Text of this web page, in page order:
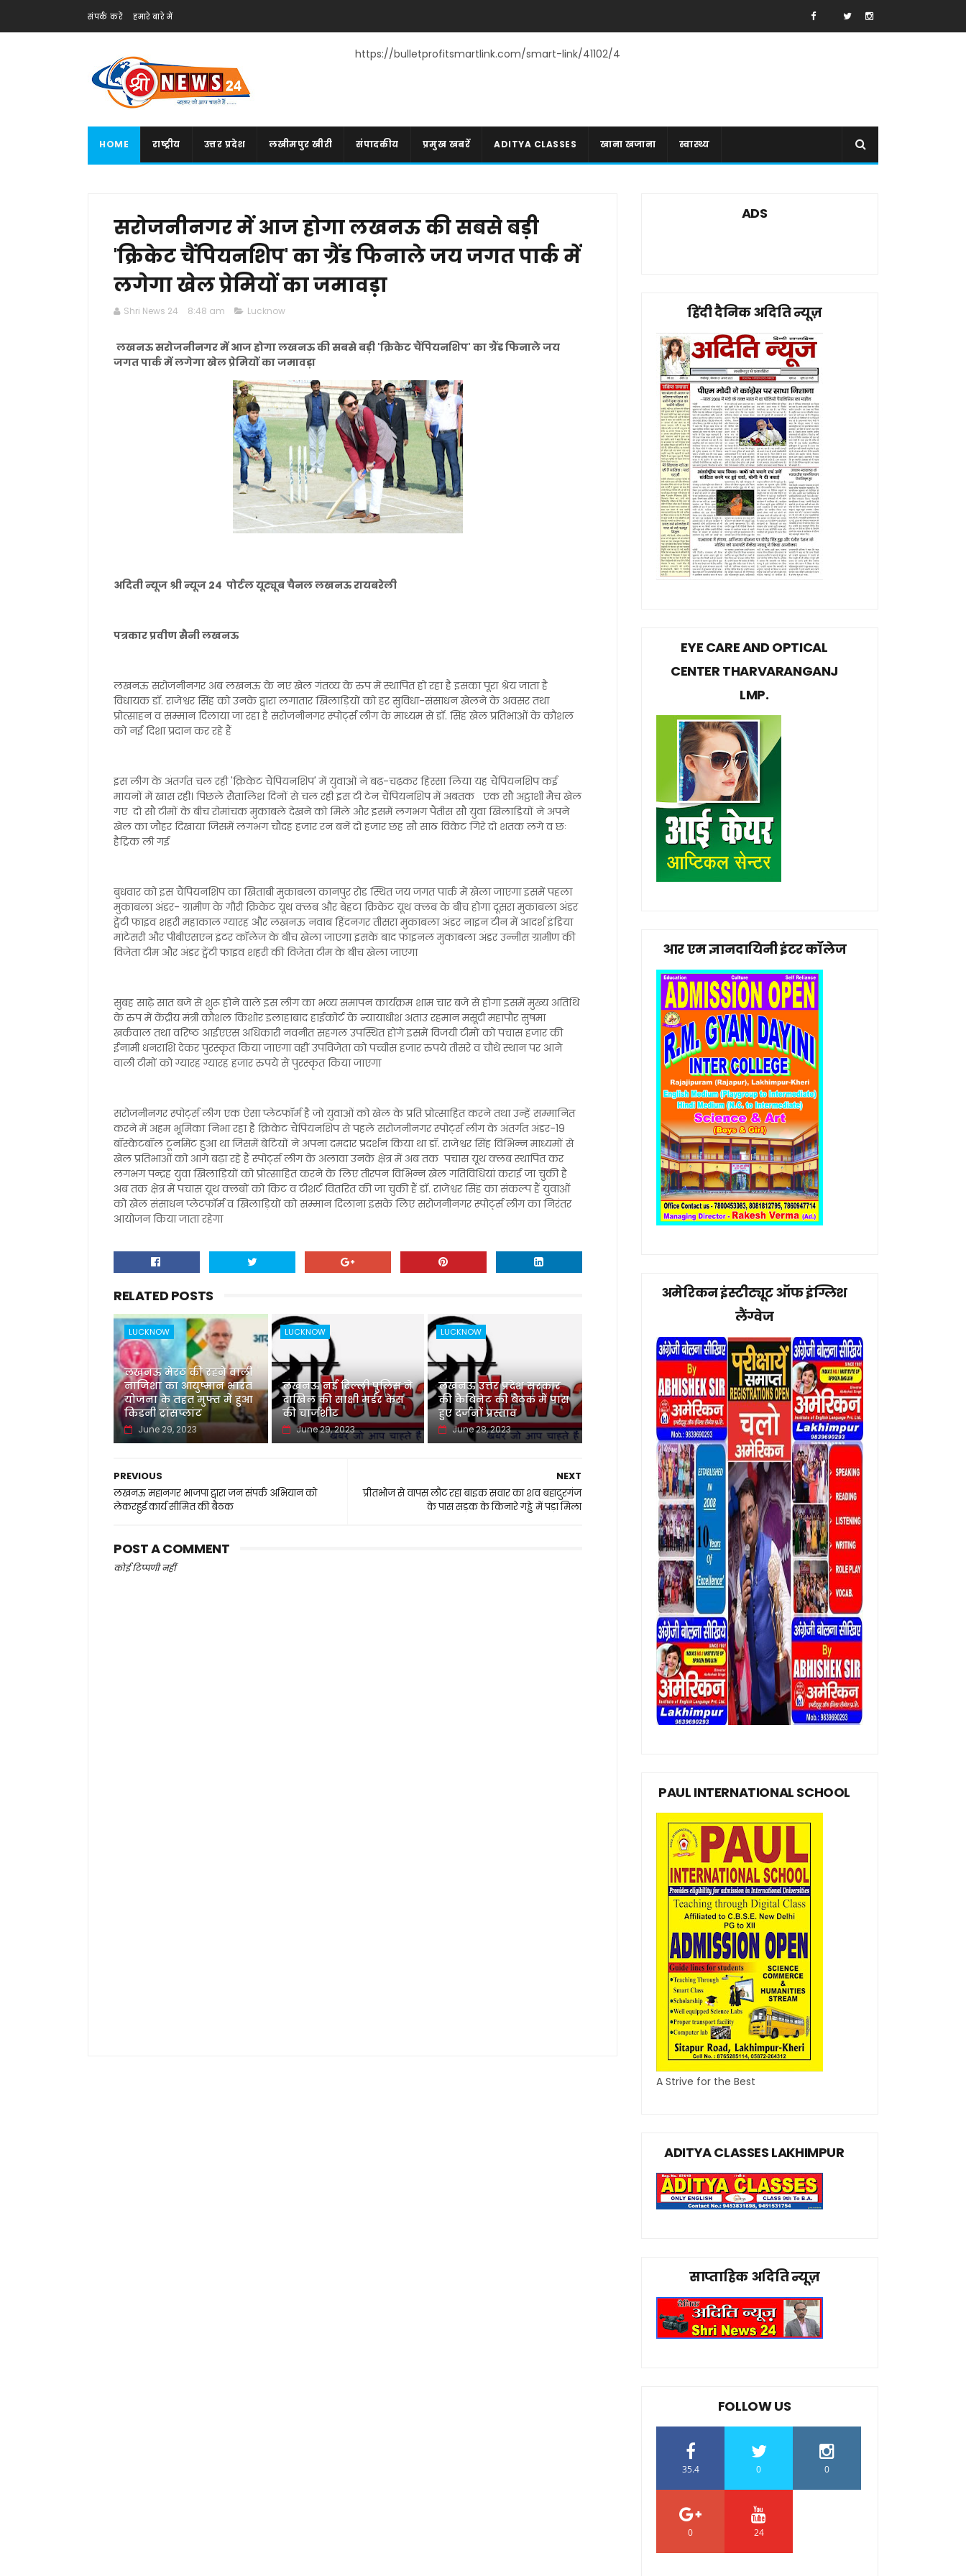
संपर्क करें हमारे बारे में
https://bulletprofitsmartlink.com/smart-link/41102/4
HOME राष्ट्रीय उत्तर प्रदेश लखीमपुर खीरी संपादकीय प्रमुख खबरें ADITYA CLASSES खाना खजाना स्वास्थ्य
सरोजनीनगर में आज होगा लखनऊ की सबसे बड़ी
'क्रिकेट चैंपियनशिप' का ग्रैंड फिनाले जय जगत पार्क में
लगेगा खेल प्रेमियों का जमावड़ा
Shri News 24 8:48 am Lucknow
लखनऊ सरोजनीनगर में आज होगा लखनऊ की सबसे बड़ी 'क्रिकेट चैंपियनशिप' का ग्रैंड फिनाले जय
जगत पार्क में लगेगा खेल प्रेमियों का जमावड़ा
अदिती न्यूज श्री न्यूज 24 पोर्टल यूट्यूब चैनल लखनऊ रायबरेली
पत्रकार प्रवीण सैनी लखनऊ
लखनऊ सरोजनीनगर अब लखनऊ के नए खेल गंतव्य के रुप में स्थापित हो रहा है इसका पूरा श्रेय जाता है
विधायक डॉ. राजेश्वर सिंह को उनके द्वारा लगातार खिलाड़ियों को हर सुविधा-संसाधन खेलने के अवसर तथा
प्रोत्साहन व सम्मान दिलाया जा रहा है सरोजनीनगर स्पोर्ट्स लीग के माध्यम से डॉ. सिंह खेल प्रतिभाओं के कौशल
को नई दिशा प्रदान कर रहे हैं
इस लीग के अंतर्गत चल रही 'क्रिकेट चैंपियनशिप' में युवाओं ने बढ़-चढ़कर हिस्सा लिया यह चैंपियनशिप कई
मायनों में खास रही। पिछले सैतालिश दिनों से चल रही इस टी टेन चैंपियनशिप में अबतक एक सौ अट्ठाशी मैच खेल
गए दो सौ टीमों के बीच रोमांचक मुकाबले देखने को मिले और इसमें लगभग पैंतीस सौ युवा खिलाड़ियों ने अपने
खेल का जौहर दिखाया जिसमें लगभग चौदह हजार रन बनें दो हजार छह सौ साठ विकेट गिरे दो शतक लगे व छः
हैट्रिक ली गई
बुधवार को इस चैंपियनशिप का खिताबी मुकाबला कानपुर रोड स्थित जय जगत पार्क में खेला जाएगा इसमें पहला
मुकाबला अंडर- ग्रामीण के गौरी क्रिकेट यूथ क्लब और बेहटा क्रिकेट यूथ क्लब के बीच होगा दूसरा मुकाबला अंडर
ट्वेंटी फाइव शहरी महाकाल ग्यारह और लखनऊ नवाब हिंदनगर तीसरा मुकाबला अंडर नाइन टीन में आदर्श इंडिया
मांटेसरी और पीबीएसएन इंटर कॉलेज के बीच खेला जाएगा इसके बाद फाइनल मुकाबला अंडर उन्नीस ग्रामीण की
विजेता टीम और अंडर ट्वेंटी फाइव शहरी की विजेता टीम के बीच खेला जाएगा
सुबह साढ़े सात बजे से शुरू होने वाले इस लीग का भव्य समापन कार्यक्रम शाम चार बजे से होगा इसमें मुख्य अतिथि
के रुप में केंद्रीय मंत्री कौशल किशोर इलाहाबाद हाईकोर्ट के न्यायाधीश अताउ रहमान मसूदी महापौर सुषमा
खर्कवाल तथा वरिष्ठ आईएएस अधिकारी नवनीत सहगल उपस्थित होंगे इसमें विजयी टीमों को पचास हजार की
ईनामी धनराशि देकर पुरस्कृत किया जाएगा वहीं उपविजेता को पच्चीस हजार रुपये तीसरे व चौथे स्थान पर आने
वाली टीमों को ग्यारह ग्यारह हजार रुपये से पुरस्कृत किया जाएगा
सरोजनीनगर स्पोर्ट्स लीग एक ऐसा प्लेटफॉर्म है जो युवाओं को खेल के प्रति प्रोत्साहित करने तथा उन्हें सम्मानित
करने में अहम भूमिका निभा रहा है क्रिकेट चैंपियनशिप से पहले सरोजनीनगर स्पोर्ट्स लीग के अंतर्गत अंडर-19
बॉस्केटबॉल टूर्नामेंट हुआ था जिसमें बेटियों ने अपना दमदार प्रदर्शन किया था डॉ. राजेश्वर सिंह विभिन्न माध्यमों से
खेल प्रतिभाओं को आगे बढ़ा रहे हैं स्पोर्ट्स लीग के अलावा उनके क्षेत्र में अब तक पचास यूथ क्लब स्थापित कर
लगभग पन्द्रह युवा खिलाड़ियों को प्रोत्साहित करने के लिए तीरपन विभिन्न खेल गतिविधियां कराई जा चुकी है
अब तक क्षेत्र में पचास यूथ क्लबों को किट व टीशर्ट वितरित की जा चुकी हैं डॉ. राजेश्वर सिंह का संकल्प हैं युवाओं
को खेल संसाधन प्लेटफॉर्म व खिलाड़ियों को सम्मान दिलाना इसके लिए सरोजनीनगर स्पोर्ट्स लीग का निरंतर
आयोजन किया जाता रहेगा
RELATED POSTS
LUCKNOW
लखनऊ मेरठ की रहने वाली
नाजिशा का आयुष्मान भारत
योजना के तहत मुफ्त में हुआ
किडनी ट्रांसप्लांट
June 29, 2023
LUCKNOW
लखनऊ नई दिल्ली पुलिस ने
दाखिल की साक्षी मर्डर केस
की चार्जशीट
June 29, 2023
LUCKNOW
लखनऊ उत्तर प्रदेश सरकार
की कैबिनेट की बैठक में पास
हुए दर्जनों प्रस्ताव
June 28, 2023
NEXT
प्रीतभोज से वापस लौट रहा बाइक सवार का शव बहादुरगंज
के पास सड़क के किनारे गड्ढे में पड़ा मिला
PREVIOUS
लखनऊ महानगर भाजपा द्वारा जन संपर्क अभियान को
लेकरहुई कार्य सीमित की बैठक
POST A COMMENT
कोई टिप्पणी नहीं
ADS
हिंदी दैनिक अदिति न्यूज़
EYE CARE AND OPTICAL
CENTER THARVARANGANJ
LMP.
आर एम ज्ञानदायिनी इंटर कॉलेज
अमेरिकन इंस्टीट्यूट ऑफ इंग्लिश
लैंग्वेज
PAUL INTERNATIONAL SCHOOL
A Strive for the Best
ADITYA CLASSES LAKHIMPUR
साप्ताहिक अदिति न्यूज़
FOLLOW US
35.4 0 0
0 24